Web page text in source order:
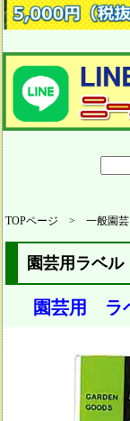
TOPページ > 一般園
園芸用ラベ
園芸用 ラ